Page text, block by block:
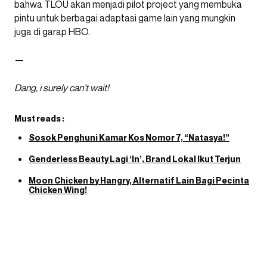
bahwa TLOU akan menjadi pilot project yang membuka
pintu untuk berbagai adaptasi game lain yang mungkin
juga di garap HBO.
—
Dang, i surely can’t wait!
Must reads :
Sosok Penghuni Kamar Kos Nomor 7, “Natasya!”
Genderless Beauty Lagi ‘In’, Brand Lokal Ikut Terjun
Moon Chicken by Hangry, Alternatif Lain Bagi Pecinta
Chicken Wing!